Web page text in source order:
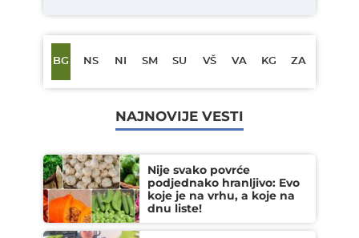
BG NS NI SM SU VŠ VA KG ZA
NAJNOVIJE VESTI
Nije svako povrće
podjednako hranljivo: Evo
koje je na vrhu, a koje na
dnu liste!